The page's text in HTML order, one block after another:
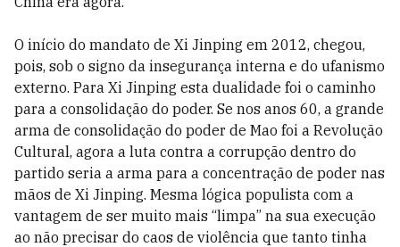
O início do mandato de Xi Jinping em 2012, chegou,
pois, sob o signo da insegurança interna e do ufanismo
externo. Para Xi Jinping esta dualidade foi o caminho
para a consolidação do poder. Se nos anos 60, a grande
arma de consolidação do poder de Mao foi a Revolução
Cultural, agora a luta contra a corrupção dentro do
partido seria a arma para a concentração de poder nas
mãos de Xi Jinping. Mesma lógica populista com a
vantagem de ser muito mais “limpa” na sua execução
ao não precisar do caos de violência que tanto tinha